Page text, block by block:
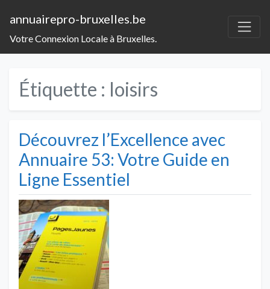
annuairepro-bruxelles.be
Votre Connexion Locale à Bruxelles.
Étiquette : loisirs
Découvrez l’Excellence avec
Annuaire 53: Votre Guide en
Ligne Essentiel